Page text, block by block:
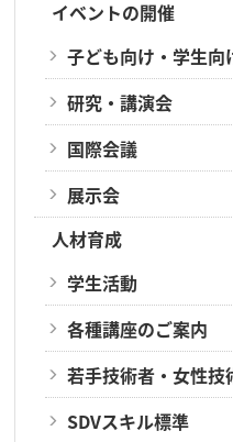
イベントの開催
子ども向け・学生向
研究・講演会
国際会議
展示会
人材育成
学生活動
各種講座のご案内
若手技術者・女性技
SDVスキル標準